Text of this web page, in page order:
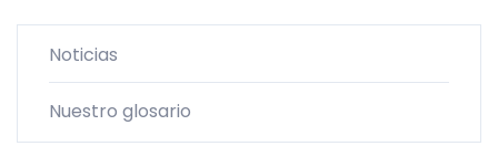
Noticias
Nuestro glosario